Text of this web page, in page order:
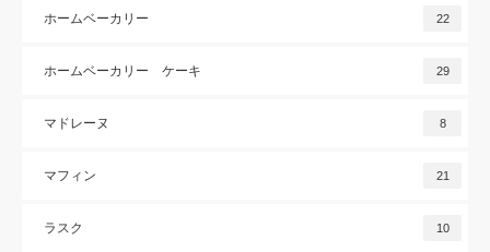
ホームベーカリー 22
ホームベーカリー ケーキ 29
マドレーヌ 8
マフィン 21
ラスク 10